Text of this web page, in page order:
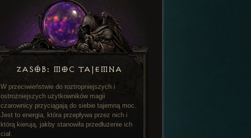
ZASÓB: MOC TAJEMNA
W przeciwieństwie do roztropniejszych i
ostrożniejszych użytkowników magii
czarownicy przyciągają do siebie tajemną moc.
Jest to energia, która przepływa przez nich i
którą kierują, jakby stanowiła przedłużenie ich
ciał.